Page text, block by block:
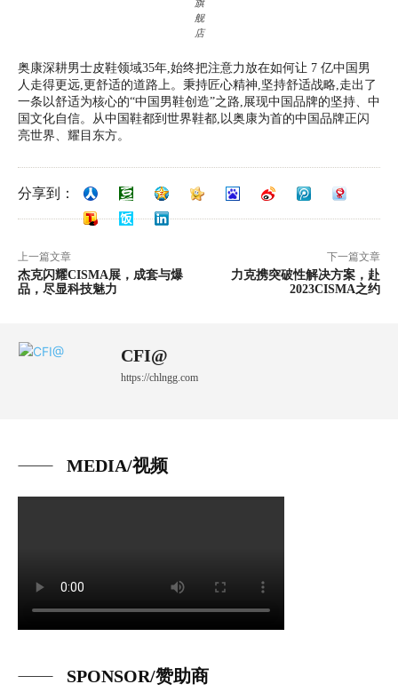
旗
舰
店
奥康深耕男士皮鞋领域35年,始终把注意力放在如何让 7 亿中国男
人走得更远,更舒适的道路上。秉持匠心精神,坚持舒适战略,走出了
一条以舒适为核心的“中国男鞋创造”之路,展现中国品牌的坚持、中
国文化自信。从中国鞋都到世界鞋都,以奥康为首的中国品牌正闪
亮世界、耀目东方。
分享到：
上一篇文章
杰克闪耀CISMA展，成套与爆
品，尽显科技魅力
下一篇文章
力克携突破性解决方案，赴
2023CISMA之约
CFI@
https://chlngg.com
MEDIA/视频
SPONSOR/赞助商